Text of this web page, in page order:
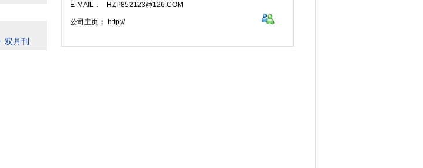
双月刊
E-MAIL：
HZP852123@126.COM
公司主页： http://